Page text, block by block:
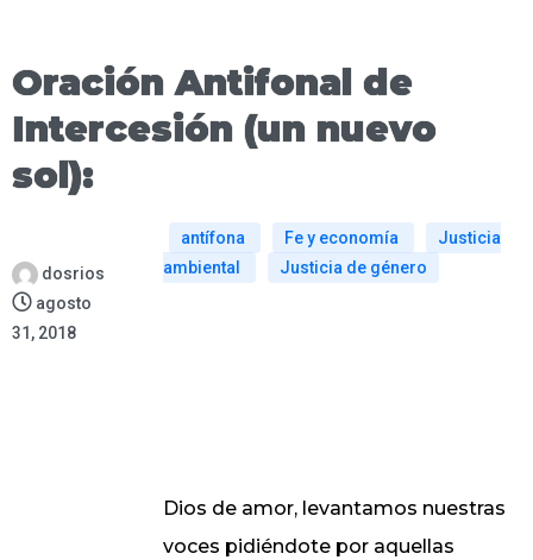
Oración Antifonal de
Intercesión (un nuevo
sol):
dosrios
agosto
31, 2018
antífona Fe y economía
Justicia
ambiental
Justicia de género
Dios de amor, levantamos nuestras
voces pidiéndote por aquellas